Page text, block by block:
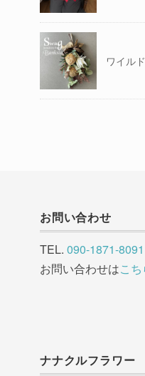
ワイル
お問い合わせ
TEL. 090-1871-8091
お問い合わせはこ
ナナクルフラワー